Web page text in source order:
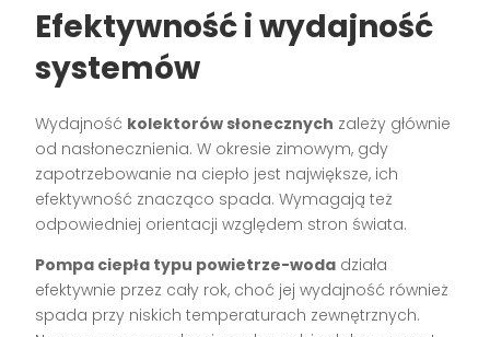
Efektywność i wydajność
systemów
Wydajność kolektorów słonecznych zależy głównie
od nasłonecznienia. W okresie zimowym, gdy
zapotrzebowanie na ciepło jest największe, ich
efektywność znacząco spada. Wymagają też
odpowiedniej orientacji względem stron świata.
Pompa ciepła typu powietrze-woda działa
efektywnie przez cały rok, choć jej wydajność również
spada przy niskich temperaturach zewnętrznych.